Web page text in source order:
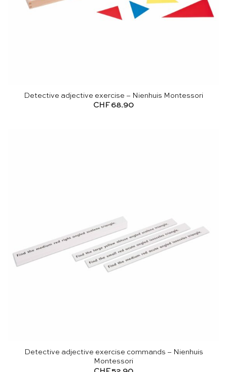
Detective adjective exercise – Nienhuis Montessori
CHF 68.90
Detective adjective exercise commands – Nienhuis
Montessori